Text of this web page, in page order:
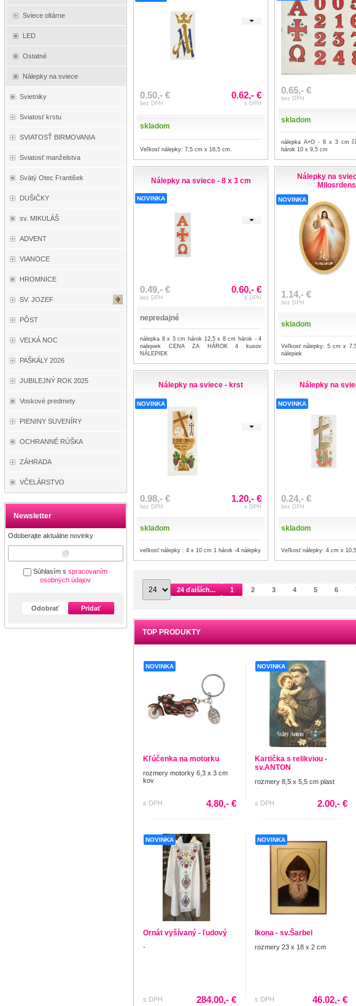
Sviece oltárne
LED
Ostatné
Nálepky na sviece
Svietniky
Sviatosť krstu
SVIATOSŤ BIRMOVANIA
Sviatosť manželstva
Svätý Otec František
DUŠIČKY
sv. MIKULÁŠ
ADVENT
VIANOCE
HROMNICE
SV. JOZEF
PÔST
VEĽKÁ NOC
PAŠKÁLY 2026
JUBILEJNÝ ROK 2025
Voskové predmety
PIENINY SUVENÍRY
OCHRANNÉ RÚŠKA
ZÁHRADA
VČELÁRSTVO
Newsletter
Odoberajte aktuálne novinky
Súhlasím sspracovaním
osobných údajov
Odobrať Pridať
0.50,- €
bez DPH
0.62,- €
s DPH
skladom
Veľkosť nálepky: 7,5 cm x 16,5 cm.
0.65,- €
bez DPH
skladom
nálepka A+O - 8 x 3 cm
hárok 10 x 9,5 cm
Nálepky na sviece - 8 x 3 cm
NOVINKA
0.49,- €
bez DPH
0.60,- €
s DPH
nepredajné
nálepka 8 x 3 cm hárok 12,5 x 8 cm hárok - 4
nalepiek CENA ZA HÁROK 4 kusov
NÁLEPIEK
Nálepky na
NOVINKA
1.14,- €
bez DPH
skladom
Veľkosť nálepky: 5 cm x
nálepiek
Nálepky na sviece - krst
NOVINKA
0.98,- €
bez DPH
1.20,- €
s DPH
skladom
veľkosť nálepky : 4 x 10 cm 1 hárok -4 nálepky
Nálepky na
NOVINKA
0.24,- €
bez DPH
skladom
Veľkosť nálepky: 4 cm x 10,5
24 ďalších... 1 2 3 4 5 6
TOP PRODUKTY
NOVINKA
Kľúčenka na motorku
rozmery motorky 6,3 x 3 cm
kov
s DPH 4.80,- €
NOVINKA
Kartička s relikviou -
sv.ANTON
rozmery 8,5 x 5,5 cm plast
s DPH 2.00,- €
NOVINKA
Ornát vyšívaný - ľudový
-
s DPH 284.00,- €
NOVINKA
Ikona - sv.Šarbel
rozmery 23 x 18 x 2 cm
s DPH 46.02,- €